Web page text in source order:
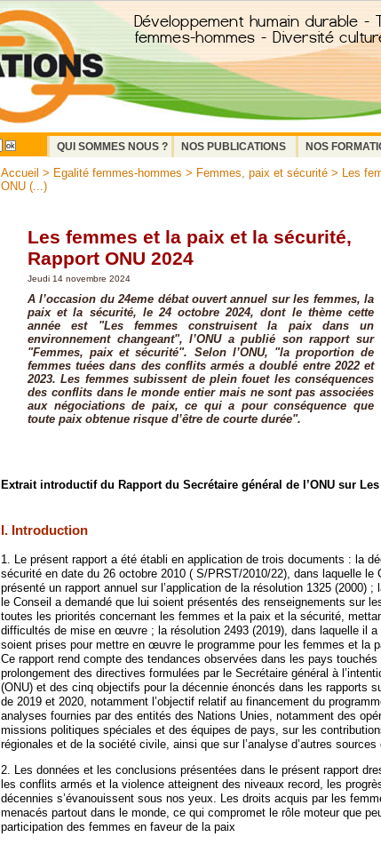
QUI SOMMES NOUS ? NOS PUBLICATIONS NOS
Accueil > Egalité femmes-hommes > Femmes, paix et sécurité > Les
ONU (...)
Les femmes et la paix et la sécurité,
Rapport ONU 2024
Jeudi 14 novembre 2024
A l’occasion du 24eme débat ouvert annuel sur les femmes, la
paix et la sécurité, le 24 octobre 2024, dont le thème cette
année est "Les femmes construisent la paix dans un
environnement changeant", l’ONU a publié son rapport sur
"Femmes, paix et sécurité". Selon l’ONU, "la proportion de
femmes tuées dans des conflits armés a doublé entre 2022 et
2023. Les femmes subissent de plein fouet les conséquences
des conflits dans le monde entier mais ne sont pas associées
aux négociations de paix, ce qui a pour conséquence que
toute paix obtenue risque d’être de courte durée".
Extrait introductif du Rapport du Secrétaire général de l’ONU sur
I. Introduction
1. Le présent rapport a été établi en application de trois documents : la
sécurité en date du 26 octobre 2010 ( S/PRST/2010/22), dans laquelle le
présenté un rapport annuel sur l’application de la résolution 1325 (2000)
le Conseil a demandé que lui soient présentés des renseignements sur
toutes les priorités concernant les femmes et la paix et la sécurité,
difficultés de mise en œuvre ; la résolution 2493 (2019), dans laquelle il
soient prises pour mettre en œuvre le programme pour les femmes et la
Ce rapport rend compte des tendances observées dans les pays
prolongement des directives formulées par le Secrétaire général à
(ONU) et des cinq objectifs pour la décennie énoncés dans les rapports
de 2019 et 2020, notamment l’objectif relatif au financement du
analyses fournies par des entités des Nations Unies, notamment des
missions politiques spéciales et des équipes de pays, sur les
régionales et de la société civile, ainsi que sur l’analyse d’autres
2. Les données et les conclusions présentées dans le présent rapport
les conflits armés et la violence atteignent des niveaux record, les
décennies s’évanouissent sous nos yeux. Les droits acquis par les
menacés partout dans le monde, ce qui compromet le rôle moteur que
participation des femmes en faveur de la paix